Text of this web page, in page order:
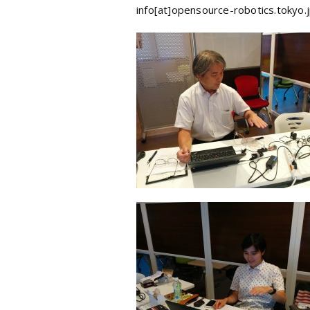
info[at]opensource-